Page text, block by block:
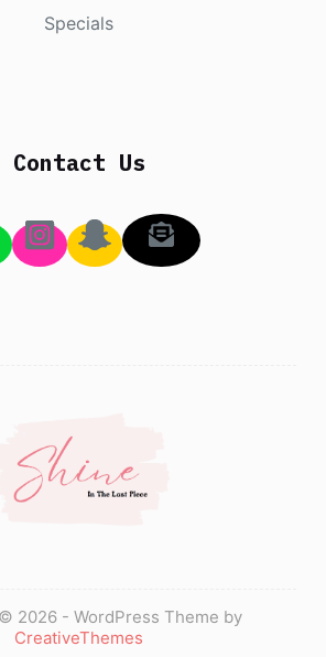
Specials
Contact Us
2026 - WordPress Theme by
CreativeThemes